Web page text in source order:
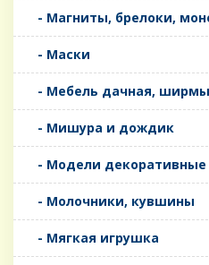
- Магниты, брелоки,
- Маски
- Мебель дачная, ширмы
- Мишура и дождик
- Модели декоративные
- Молочники, кувшины
- Мягкая игрушка